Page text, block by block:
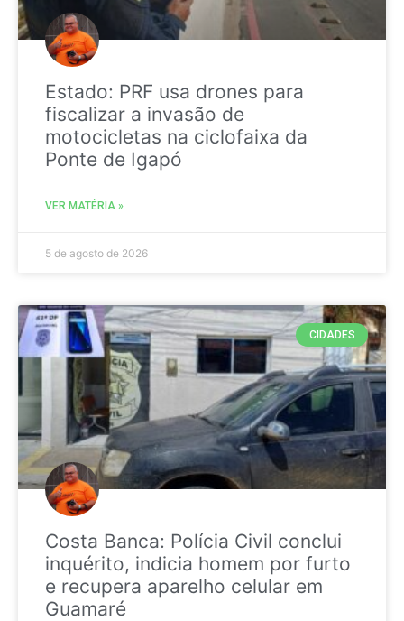
Estado: PRF usa drones para
fiscalizar a invasão de
motocicletas na ciclofaixa da
Ponte de Igapó
VER MATÉRIA »
5 de agosto de 2026
CIDADES
Costa Banca: Polícia Civil conclui
inquérito, indicia homem por furto
e recupera aparelho celular em
Guamaré